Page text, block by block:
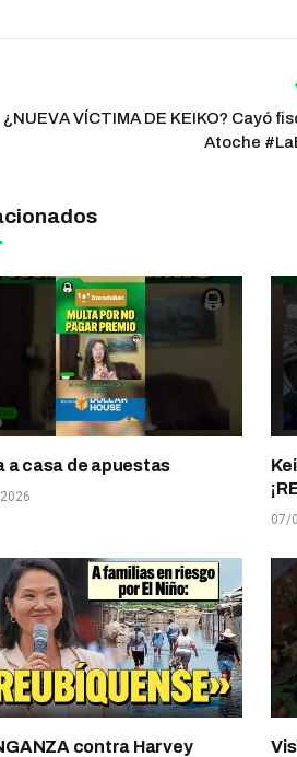
¿NUEVA VÍCTIMA DE KEIKO? Cayó
Atoche
a casa de apuestas
07/
contra Harvey